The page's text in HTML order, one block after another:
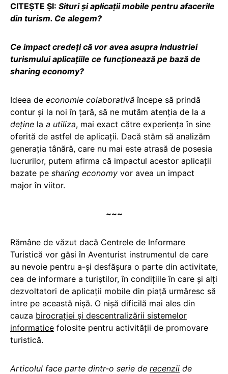
CITEȘTE ȘI: Situri şi aplicaţii mobile pentru afacerile
din turism. Ce alegem?
Ce impact credeți că vor avea asupra industriei
turismului aplicațiile ce funcționează pe bază de
sharing economy?
Ideea de economie colaborativă începe să prindă
contur și la noi în țară, să ne mutăm atenția de la a
deţine la a utiliza, mai exact către experienţa în sine
oferită de astfel de aplicații. Dacă stăm să analizăm
generația tânără, care nu mai este atrasă de posesia
lucrurilor, putem afirma că impactul acestor aplicații
bazate pe sharing economy vor avea un impact
major în viitor.
~~~
Rămâne de văzut dacă Centrele de Informare
Turistică vor găsi în Aventurist instrumentul de care
au nevoie pentru a-și desfășura o parte din activitate,
cea de informare a turiștilor, în condițiile în care și alți
dezvoltatori de aplicații mobile din piață urmăresc să
intre pe această nișă. O nișă dificilă mai ales din
cauza birocrației și descentralizării sistemelor
informatice folosite pentru activității de promovare
turistică.
Articolul face parte dintr-o serie de recenzii de